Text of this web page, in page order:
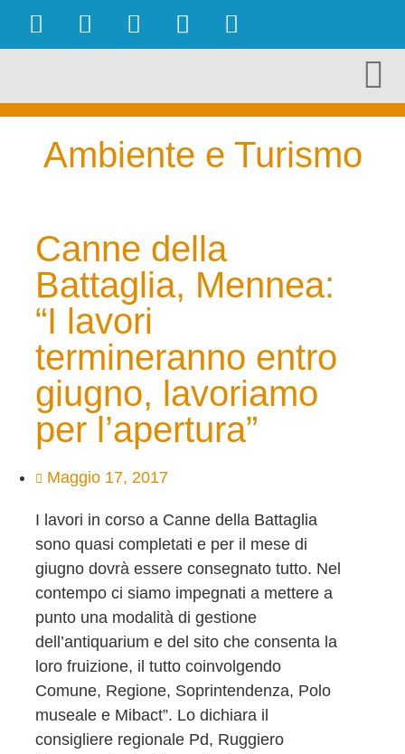
Ambiente e Turismo
Canne della
Battaglia, Mennea:
“I lavori
termineranno entro
giugno, lavoriamo
per l’apertura”
Maggio 17, 2017
I lavori in corso a Canne della Battaglia
sono quasi completati e per il mese di
giugno dovrà essere consegnato tutto. Nel
contempo ci siamo impegnati a mettere a
punto una modalità di gestione
dell’antiquarium e del sito che consenta la
loro fruizione, il tutto coinvolgendo
Comune, Regione, Soprintendenza, Polo
museale e Mibact”. Lo dichiara il
consigliere regionale Pd, Ruggiero